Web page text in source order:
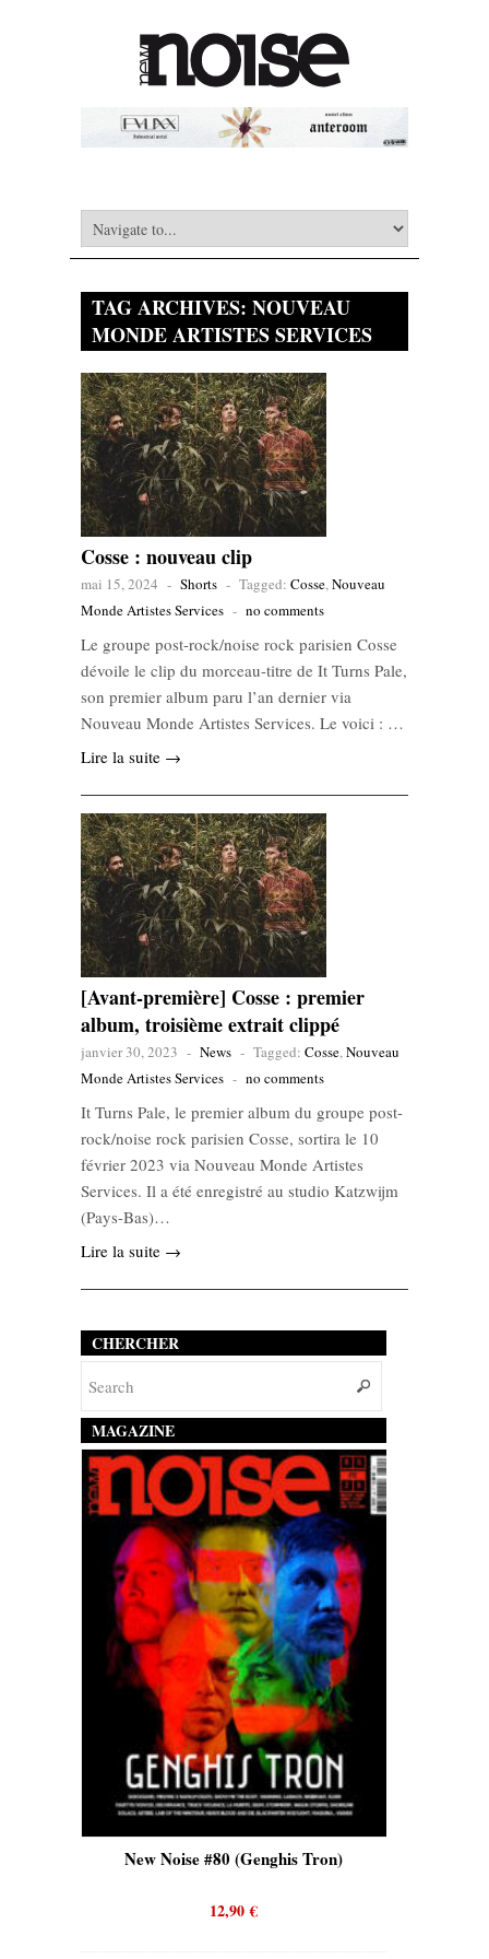
TAG ARCHIVES: NOUVEAU
MONDE ARTISTES SERVICES
Cosse : nouveau clip
mai 15, 2024 - Shorts - Tagged: Cosse,Nouveau
Monde Artistes Services - no comments
Le groupe post-rock/noise rock parisien Cosse
dévoile le clip du morceau-titre de It Turns Pale,
son premier album paru l’an dernier via
Nouveau Monde Artistes Services. Le voici : …
Lire la suite →
[Avant-première] Cosse : premier
album, troisième extrait clippé
janvier 30, 2023 - News - Tagged: Cosse,Nouveau
Monde Artistes Services - no comments
It Turns Pale, le premier album du groupe post-
rock/noise rock parisien Cosse, sortira le 10
février 2023 via Nouveau Monde Artistes
Services. Il a été enregistré au studio Katzwijm
(Pays-Bas)…
Lire la suite →
CHERCHER
MAGAZINE
New Noise #80 (Genghis Tron)
12,90€